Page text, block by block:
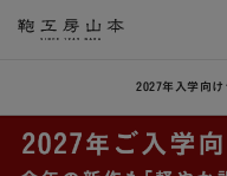
2027年入学向け